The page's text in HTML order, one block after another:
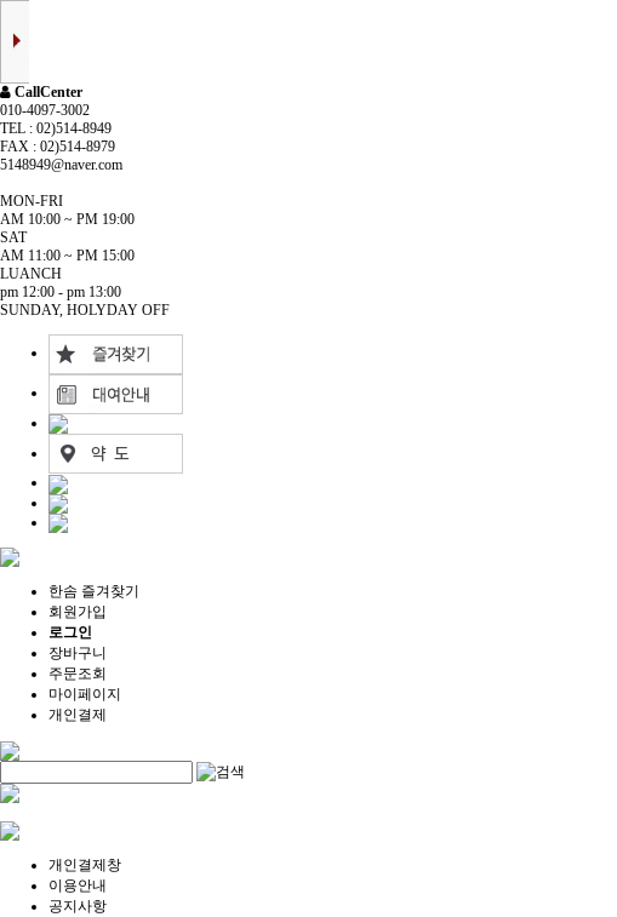
CallCenter
010-4097-3002
TEL : 02)514-8949
FAX : 02)514-8979
5148949@naver.com
MON-FRI
AM 10:00 ~ PM 19:00
SAT
AM 11:00 ~ PM 15:00
LUANCH
pm 12:00 - pm 13:00
SUNDAY, HOLYDAY OFF
한솜 즐겨찾기
회원가입
로그인
장바구니
주문조회
마이페이지
개인결제
개인결제창
이용안내
공지사항